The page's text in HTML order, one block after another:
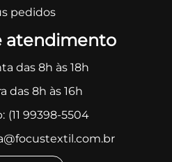
pedidos
atendimento
das 8h às 18h
das 8h às 16h
(11 99398-5504